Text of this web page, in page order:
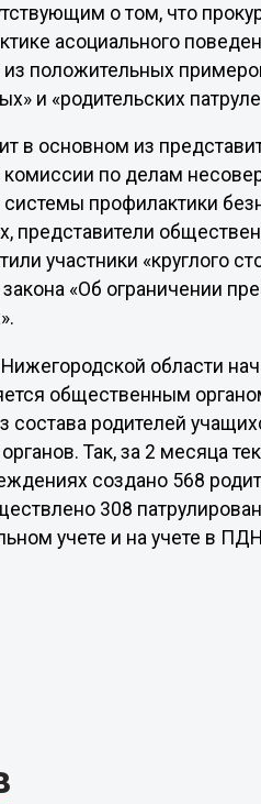
о том, что
асоциального
положительных
и «родительских
в основном из
по делам
профилактики
представители
участники «круглого
«Об ограничении
области
общественным
родителей
Так, за 2 месяца
создано 568
308
учете и на учете в